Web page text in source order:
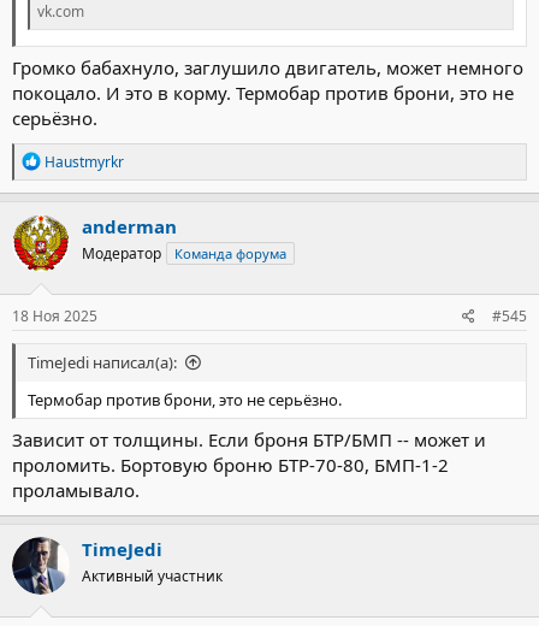
vk.com
Громко бабахнуло, заглушило двигатель, может немного
покоцало. И это в корму. Термобар против брони, это не
серьёзно.
Р
е
а
к
ц
и
и
:
Haustmyrkr
anderman
Модератор Команда форума
18 Ноя 2025 #545
TimeJedi написал(а):
Термобар против брони, это не серьёзно.
Зависит от толщины. Если броня БТР/БМП -- может и
проломить. Бортовую броню БТР-70-80, БМП-1-2
проламывало.
TimeJedi
Активный участник